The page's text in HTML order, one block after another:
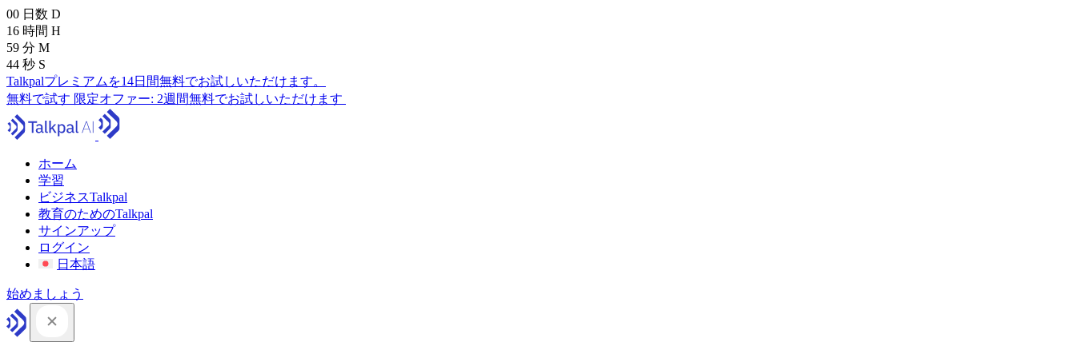
00 日数 D
16 時間 H
59 分 M
43 秒 S
Talkpalプレミアムを14日間無料でお試しいただけます。
無料で試す 限定オファー: 2週間無料でお試しいただけます
ホーム
学習
ビジネスTalkpal
教育のためのTalkpal
サインアップ
ログイン
日本語
始めましょう